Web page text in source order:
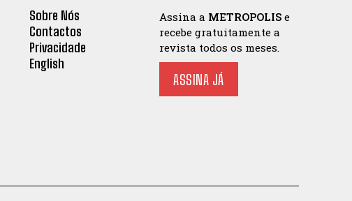
Sobre Nós
Contactos
Privacidade
English
Assina a METROPOLIS e
recebe gratuitamente a
revista todos os meses.
ASSINA JÁ